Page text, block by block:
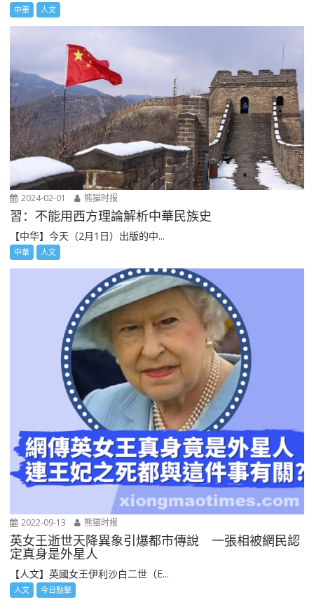
中華 人文
2024-02-01 熊猫时报
習：不能用西方理論解析中華民族史
【中华】今天（2月1日）出版的中...
中華 人文
2022-09-13 熊猫时报
英女王逝世天降異象引爆都市傳說 一張相被網民認
定真身是外星人
【人文】英國女王伊利沙白二世（E...
人文 今日點擊